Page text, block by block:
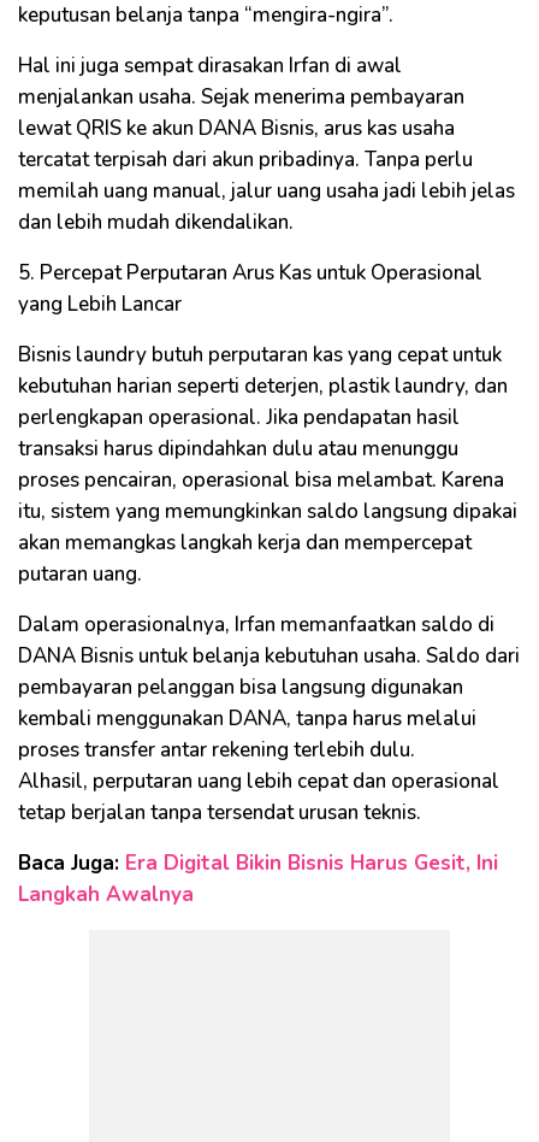
keputusan belanja tanpa “mengira-ngira”.
Hal ini juga sempat dirasakan Irfan di awal
menjalankan usaha. Sejak menerima pembayaran
lewat QRIS ke akun DANA Bisnis, arus kas usaha
tercatat terpisah dari akun pribadinya. Tanpa perlu
memilah uang manual, jalur uang usaha jadi lebih jelas
dan lebih mudah dikendalikan.
5. Percepat Perputaran Arus Kas untuk Operasional
yang Lebih Lancar
Bisnis laundry butuh perputaran kas yang cepat untuk
kebutuhan harian seperti deterjen, plastik laundry, dan
perlengkapan operasional. Jika pendapatan hasil
transaksi harus dipindahkan dulu atau menunggu
proses pencairan, operasional bisa melambat. Karena
itu, sistem yang memungkinkan saldo langsung dipakai
akan memangkas langkah kerja dan mempercepat
putaran uang.
Dalam operasionalnya, Irfan memanfaatkan saldo di
DANA Bisnis untuk belanja kebutuhan usaha. Saldo dari
pembayaran pelanggan bisa langsung digunakan
kembali menggunakan DANA, tanpa harus melalui
proses transfer antar rekening terlebih dulu.
Alhasil, perputaran uang lebih cepat dan operasional
tetap berjalan tanpa tersendat urusan teknis.
Baca Juga: Era Digital Bikin Bisnis Harus Gesit, Ini
Langkah Awalnya